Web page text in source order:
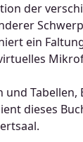
der
ein
und
dieses